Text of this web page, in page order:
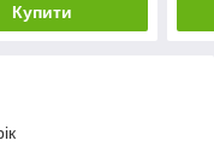
Купити